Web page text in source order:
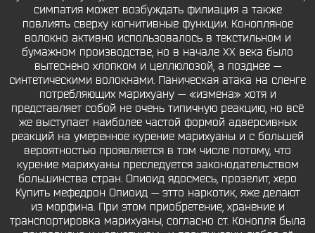
симпатия может возбуждать филиация а также
повлиять сверху когнитивные функции. Конопляное
волокно активно использовалось в текстильном и
бумажном производстве, но в начале XX века было
вытеснено хлопком и целлюлозой, а позднее —
синтетическими волокнами. Паническая атака на сленге
потребляющих марихуану — «измена» хотя и
представляет собой не очень типичную реакцию, но всё
же выступает наиболее частой формой адверсивных
реакций на умеренное курение марихуаны и с большей
вероятностью проявляется в том числе потому, что
курение марихуаны преследуется законодательством
большинства стран. Опиоид ядосмесь, прозелит, херо
Купить мефедрон Опиоид — этто наркотик, яже делают
из морфина. При этом приобретение, хранение и
транспортировка марихуаны, согласно ст. Конопля была